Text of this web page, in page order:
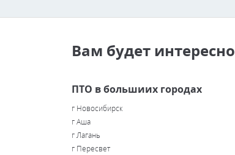
Вам будет интересно
ПТО в большиих городах
г Новосибирск
г Аша
г Лагань
г Пересвет